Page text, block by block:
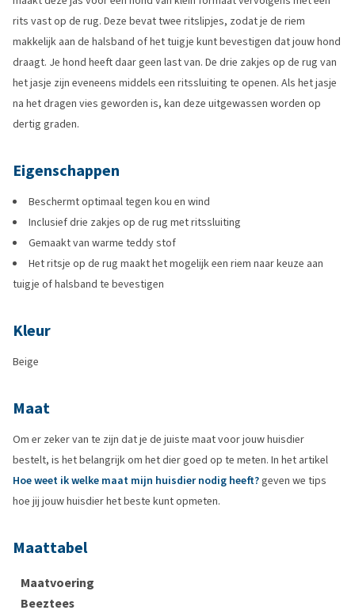
rits vast op de rug. Deze bevat twee ritslipjes, zodat je de riem
makkelijk aan de halsband of het tuigje kunt bevestigen dat jouw hond
draagt. Je hond heeft daar geen last van. De drie zakjes op de rug van
het jasje zijn eveneens middels een ritssluiting te openen. Als het jasje
na het dragen vies geworden is, kan deze uitgewassen worden op
dertig graden.
Eigenschappen
Beschermt optimaal tegen kou en wind
Inclusief drie zakjes op de rug met ritssluiting
Gemaakt van warme teddy stof
Het ritsje op de rug maakt het mogelijk een riem naar keuze aan
tuigje of halsband te bevestigen
Kleur
Beige
Maat
Om er zeker van te zijn dat je de juiste maat voor jouw huisdier
bestelt, is het belangrijk om het dier goed op te meten. In het artikel
Hoe weet ik welke maat mijn huisdier nodig heeft?geven we tips
hoe jij jouw huisdier het beste kunt opmeten.
Maattabel
Maatvoering
Beeztees